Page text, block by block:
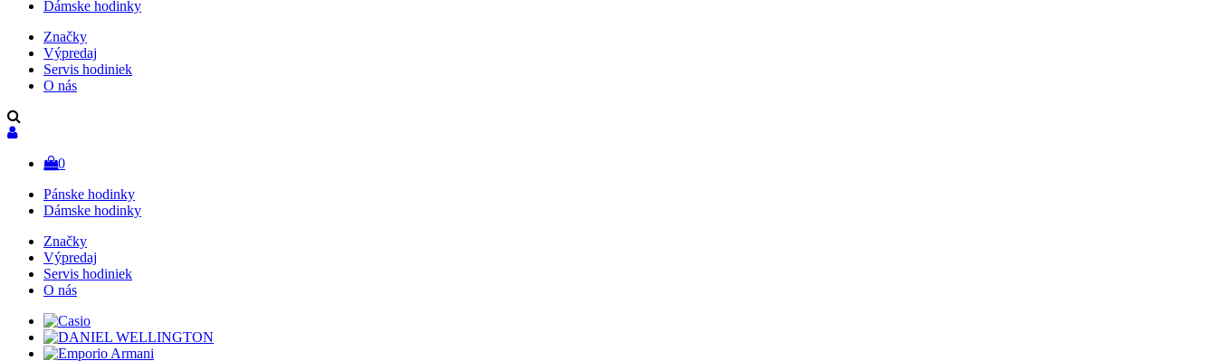
Dámske hodinky
Značky
Výpredaj
Servis hodiniek
O nás
0
Pánske hodinky
Dámske hodinky
Značky
Výpredaj
Servis hodiniek
O nás